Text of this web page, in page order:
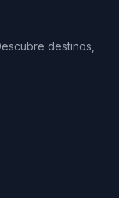
destinos,